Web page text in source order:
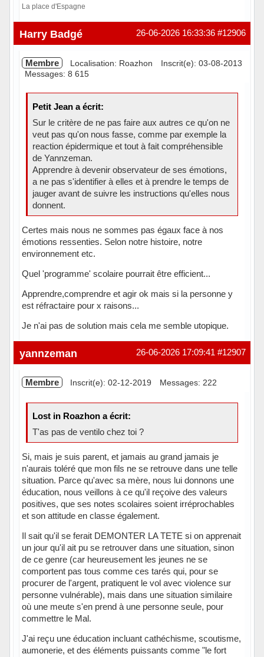
La place d'Espagne
Hors ligne #12906
26-06-2026 16:33:36
Harry Badgé
Membre Localisation: Roazhon
Inscrit(e): 03-08-2013
Messages: 8 615
Petit Jean a écrit:
Sur le critère de ne pas faire aux autres ce qu'on ne
veut pas qu'on nous fasse, comme par exemple la
reaction épidermique et tout à fait compréhensible
de Yannzeman.
Apprendre à devenir observateur de ses émotions,
a ne pas s'identifier à elles et à prendre le temps de
jauger avant de suivre les instructions qu'elles nous
donnent.
Certes mais nous ne sommes pas égaux face à nos
émotions ressenties. Selon notre histoire, notre
environnement etc.
Quel 'programme' scolaire pourrait être efficient...
Apprendre,comprendre et agir ok mais si la personne y
est réfractaire pour x raisons...
Je n'ai pas de solution mais cela me semble utopique.
Hors ligne #12907
26-06-2026 17:09:41
yannzeman
Membre Inscrit(e): 02-12-2019 Messages: 222
Lost in Roazhon a écrit:
T'as pas de ventilo chez toi ?
Si, mais je suis parent, et jamais au grand jamais je
n'aurais toléré que mon fils ne se retrouve dans une telle
situation. Parce qu'avec sa mère, nous lui donnons une
éducation, nous veillons à ce qu'il reçoive des valeurs
positives, que ses notes scolaires soient irréprochables
et son attitude en classe également.
Il sait qu'il se ferait DEMONTER LA TETE si on apprenait
un jour qu'il ait pu se retrouver dans une situation, sinon
de ce genre (car heureusement les jeunes ne se
comportent pas tous comme ces tarés qui, pour se
procurer de l'argent, pratiquent le vol avec violence sur
personne vulnérable), mais dans une situation similaire
où une meute s'en prend à une personne seule, pour
commettre le Mal.
J'ai reçu une éducation incluant cathéchisme, scoutisme,
aumonerie, et des éléments puissants comme "le fort